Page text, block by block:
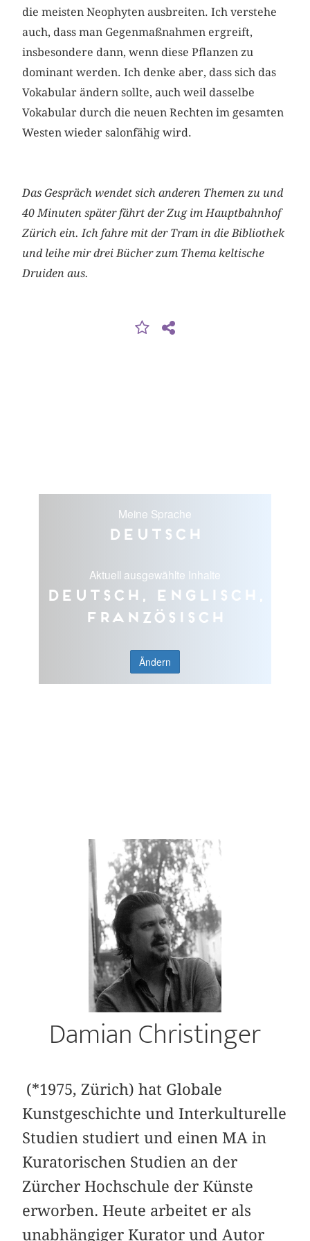
die meisten Neophyten ausbreiten. Ich verstehe
auch, dass man Gegenmaßnahmen ergreift,
insbesondere dann, wenn diese Pflanzen zu
dominant werden. Ich denke aber, dass sich das
Vokabular ändern sollte, auch weil dasselbe
Vokabular durch die neuen Rechten im gesamten
Westen wieder salonfähig wird.
Das Gespräch wendet sich anderen Themen zu und
40 Minuten später fährt der Zug im Hauptbahnhof
Zürich ein. Ich fahre mit der Tram in die Bibliothek
und leihe mir drei Bücher zum Thema keltische
Druiden aus.
Meine Sprache
Deutsch
Aktuell ausgewählte Inhalte
Deutsch, Englisch,
Französisch
Ändern
Damian Christinger
(*1975, Zürich) hat Globale
Kunstgeschichte und Interkulturelle
Studien studiert und einen MA in
Kuratorischen Studien an der
Zürcher Hochschule der Künste
erworben. Heute arbeitet er als
unabhängiger Kurator und Autor